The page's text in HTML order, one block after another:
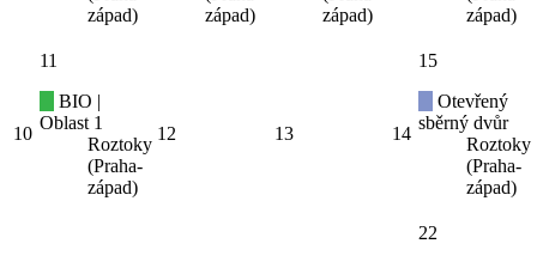
západ)
západ)
západ)
západ)
10
11
BIO |
Oblast 1
Roztoky
(Praha-
západ)
12 13 14
15
Otevřený
sběrný dvůr
Roztoky
(Praha-
západ)
22